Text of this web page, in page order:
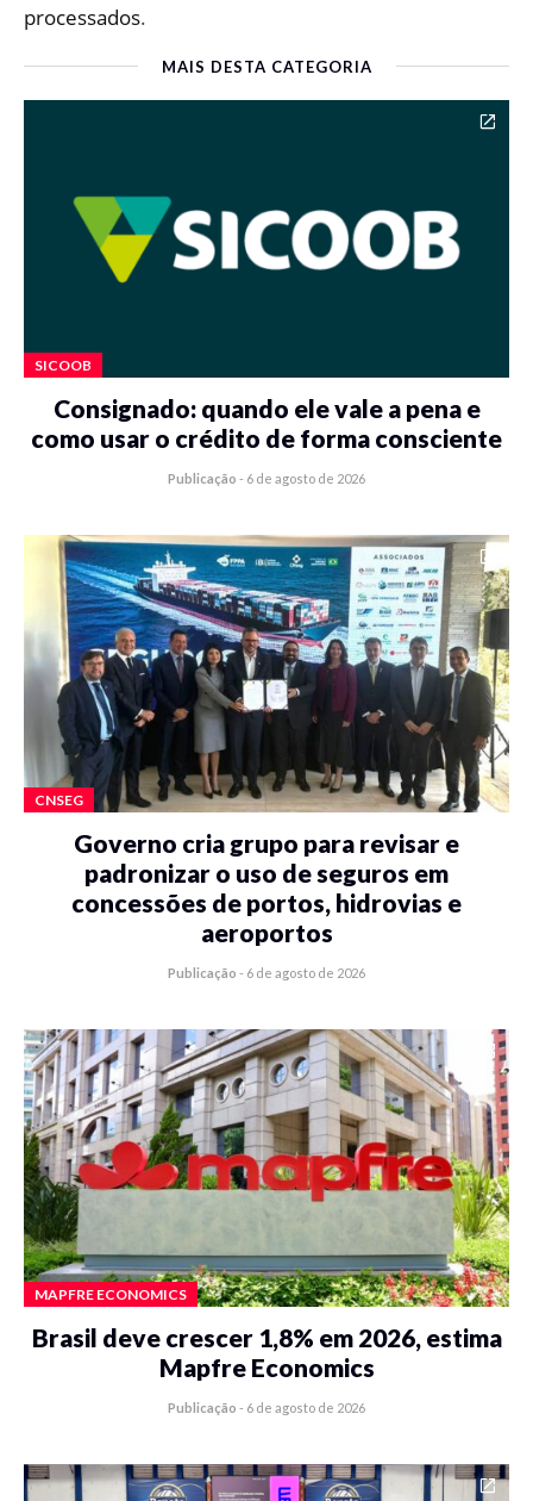
processados.
MAIS DESTA CATEGORIA
SICOOB
Consignado: quando ele vale a pena e
como usar o crédito de forma consciente
Publicação - 6 de agosto de 2026
CNSEG
Governo cria grupo para revisar e
padronizar o uso de seguros em
concessões de portos, hidrovias e
aeroportos
Publicação - 6 de agosto de 2026
MAPFRE ECONOMICS
Brasil deve crescer 1,8% em 2026, estima
Mapfre Economics
Publicação - 6 de agosto de 2026